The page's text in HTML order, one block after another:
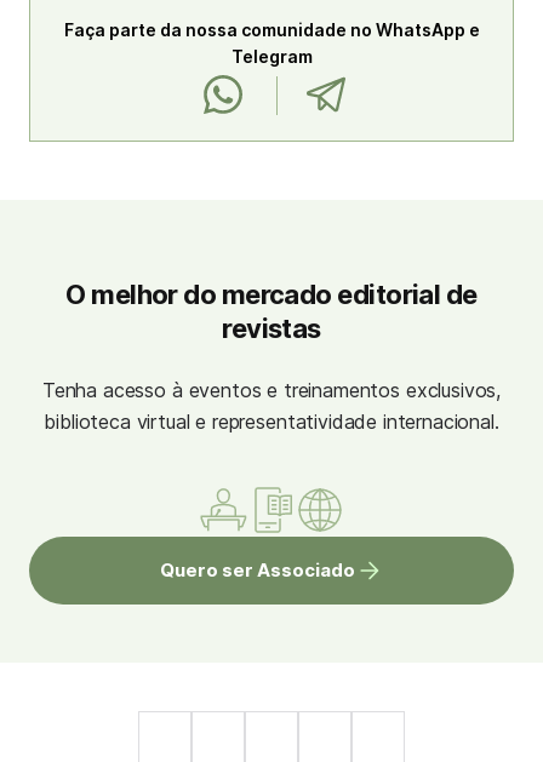
Faça parte da nossa comunidade no WhatsApp e
Telegram
O melhor do mercado editorial de
revistas
Tenha acesso à eventos e treinamentos exclusivos,
biblioteca virtual e representatividade internacional.
Quero ser Associado